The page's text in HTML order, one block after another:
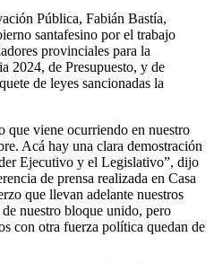
Pública, Fabián Bastía,
santafesino por el trabajo
provinciales para la
2024, de Presupuesto, y de
de leyes sancionadas la
que viene ocurriendo en nuestro
Acá hay una clara demostración
Ejecutivo y el Legislativo”, dijo
de prensa realizada en Casa
que llevan adelante nuestros
nuestro bloque unido, pero
con otra fuerza política quedan de